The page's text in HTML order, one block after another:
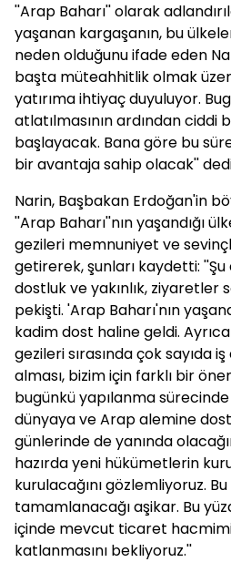
''Arap Baharı'' olarak
yaşanan kargaşanın, bu
neden olduğunu ifade eden
başta müteahhitlik olmak
yatırıma ihtiyaç duyuluyor.
atlatılmasının ardından ciddi
başlayacak. Bana göre bu
bir avantaja sahip olacak''
Narin, Başbakan Erdoğan'in
''Arap Baharı''nın yaşandığı
gezileri memnuniyet ve
getirerek, şunları kaydetti:
dostluk ve yakınlık, ziyaretler
pekişti. 'Arap Baharı'nın
kadim dost haline geldi. Ayrıca
gezileri sırasında çok sayıda
alması, bizim için farklı bir
bugünkü yapılanma sürecinde
dünyaya ve Arap alemine
günlerinde de yanında
hazırda yeni hükümetlerin
kurulacağını gözlemliyoruz. Bu
tamamlanacağı aşikar. Bu
içinde mevcut ticaret
katlanmasını bekliyoruz.''